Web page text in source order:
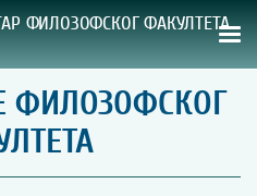
ФИЛОЗОФСКОГ ФАКУЛТЕТА
ИЗДАЊА
ФИЛОЗОФСКОГ